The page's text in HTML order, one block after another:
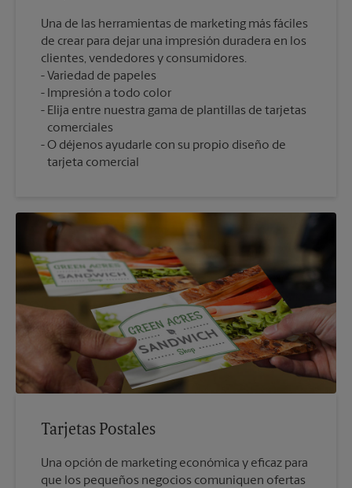
Una de las herramientas de marketing más fáciles
de crear para dejar una impresión duradera en los
clientes, vendedores y consumidores.
Variedad de papeles
Impresión a todo color
Elija entre nuestra gama de plantillas de tarjetas
comerciales
O déjenos ayudarle con su propio diseño de
tarjeta comercial
Tarjetas Postales
Una opción de marketing económica y eficaz para
que los pequeños negocios comuniquen ofertas